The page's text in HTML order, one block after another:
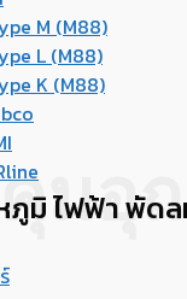
M (M88)
L (M88)
K (M88)
มอุ
มิ ไฟฟ้า พัด